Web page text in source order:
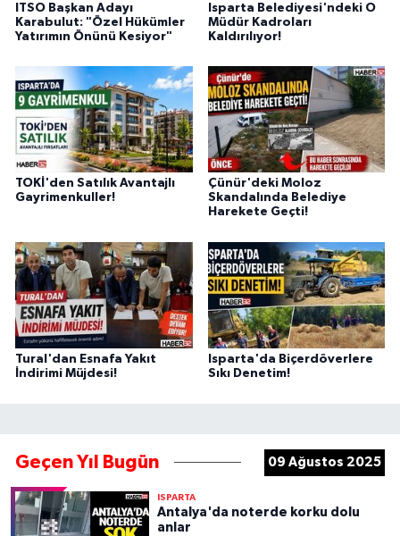
ITSO Başkan Adayı
Karabulut: "Özel Hükümler
Yatırımın Önünü Kesiyor"
Isparta Belediyesi'ndeki O
Müdür Kadroları
Kaldırılıyor!
TOKİ'den Satılık Avantajlı
Gayrimenkuller!
Çünür'deki Moloz
Skandalında Belediye
Harekete Geçti!
Tural'dan Esnafa Yakıt
İndirimi Müjdesi!
Isparta'da Biçerdöverlere
Sıkı Denetim!
Geçen Yıl Bugün 09 Ağustos 2025
ISPARTA
Antalya'da noterde korku dolu
anlar